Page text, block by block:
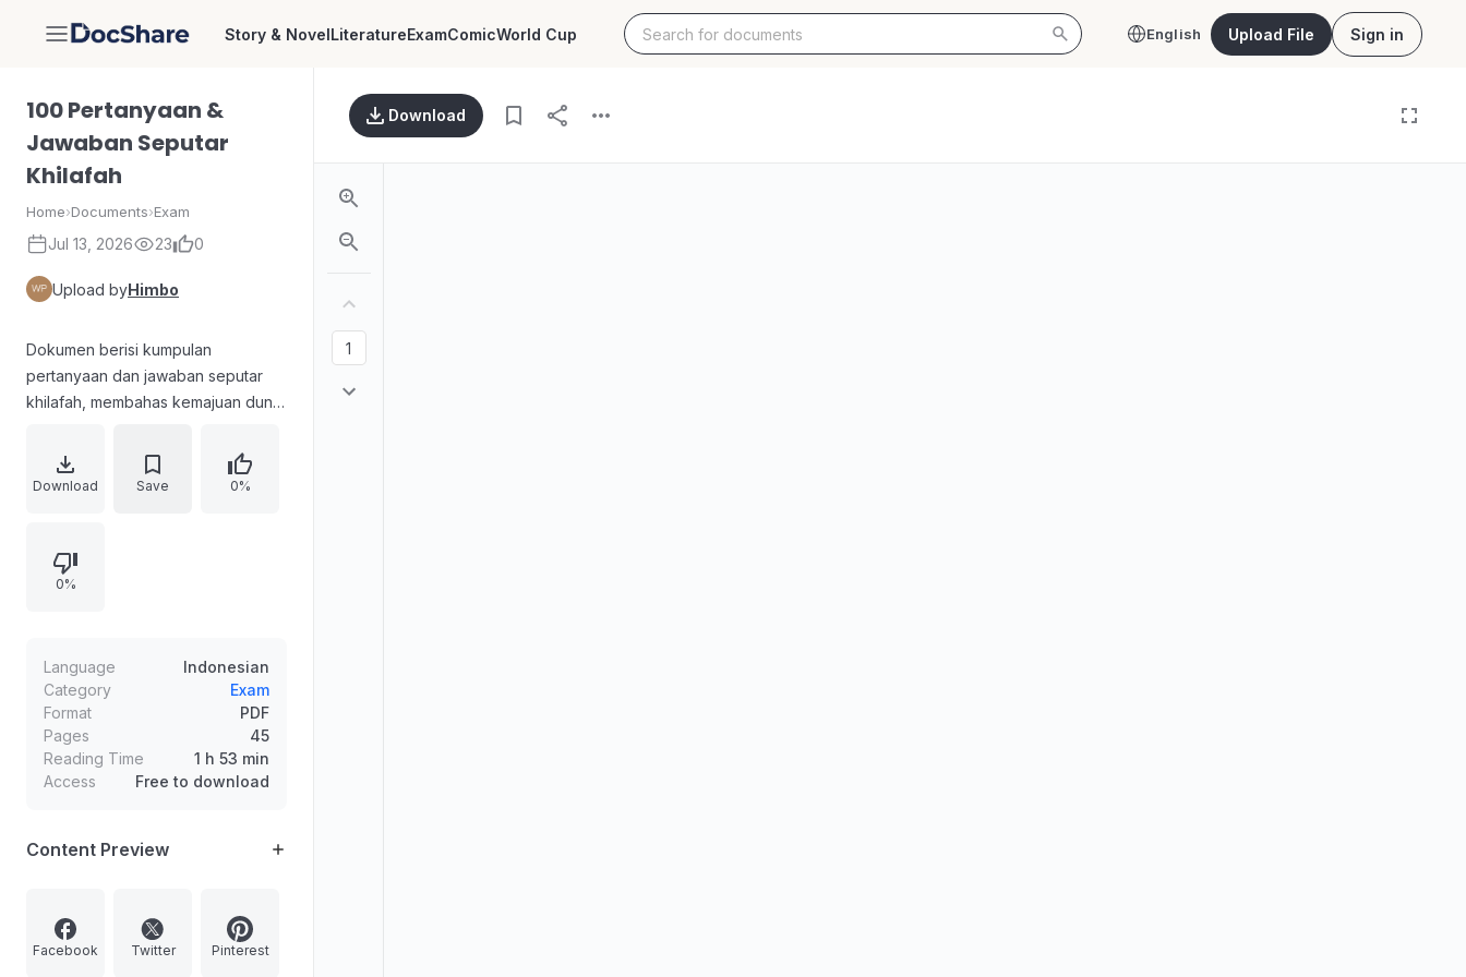
DocShare Story & NovelLiteratureExamComicWorld Cup English Upload File Sign in
100 Pertanyaan &
Jawaban Seputar
Khilafah
Home›Documents›Exam
Jul 13, 2026 23 0
Upload byHimbo
Dokumen berisi kumpulan
pertanyaan dan jawaban seputar
khilafah, membahas kemajuan dunia
bidang pendidikan (universitas dan
asal-usul gelar doktor), layanan
inovasi teknologi/mesin, serta
eksperimen awal penerbangan
Revolusi Arab, dinamika persepsi
terhadap dunia Muslim, dan
pentingnya penerapan Islam secara
menyeluruh.
Download Save 0%
0%
Language
Indonesian
Category
Exam
Format
PDF
Pages
45
Reading Time
1 h 53 min
Access
Free to download
Content Preview
Facebook Twitter Pinterest
Download